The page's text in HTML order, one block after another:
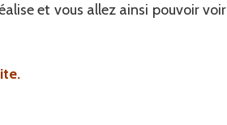
et vous allez ainsi pouvoir voir